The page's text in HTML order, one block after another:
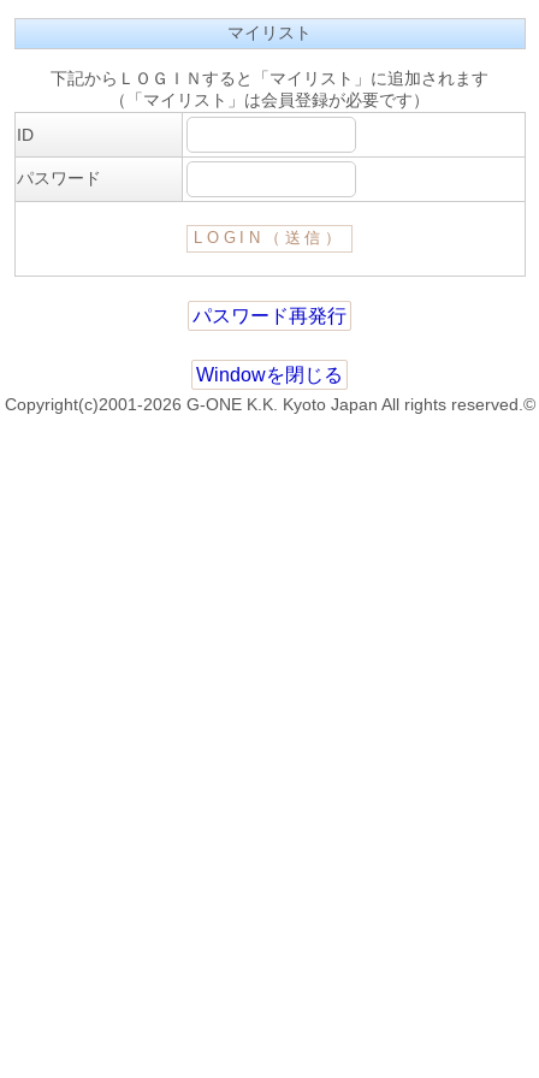
マイリスト
下記からＬＯＧＩＮすると「マイリスト」に追加されます
（「マイリスト」は会員登録が必要です）
ID
パスワード
パスワード再発行
Windowを閉じる
Copyright(c)2001-2026 G-ONE K.K. Kyoto Japan All rights reserved.©